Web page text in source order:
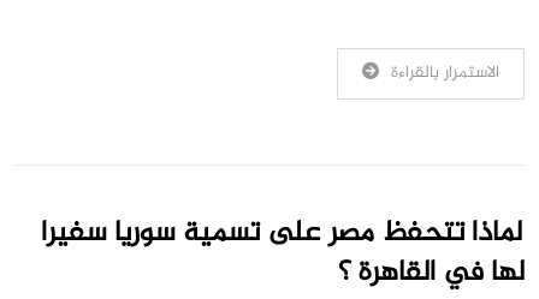
الاستمرار بالقراءة
لماذا تتحفظ مصر على تسمية سوريا سفيرا
لها في القاهرة ؟